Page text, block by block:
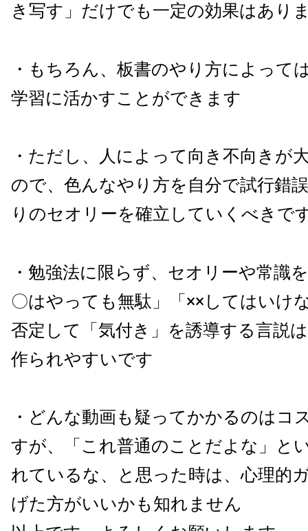
き写す」だけでも一定の効果はあり
・もちろん、板書のやり方によって
学習に活かすことができます
・ただし、人によって向き不向きが
ので、色んなやり方を自分で試行錯
りのセオリーを確立していくべきで
・勉強法に限らず、セオリーや常識
〇はやっても無駄」「××してはいけ
否定して「気付き」を誘導する言説
作られやすいです
・どんな動画も疑ってかかるのはコ
すが、「これ普通のことだよな」と
れているな、と思った時は、心理的
げた方がいいかも知れません